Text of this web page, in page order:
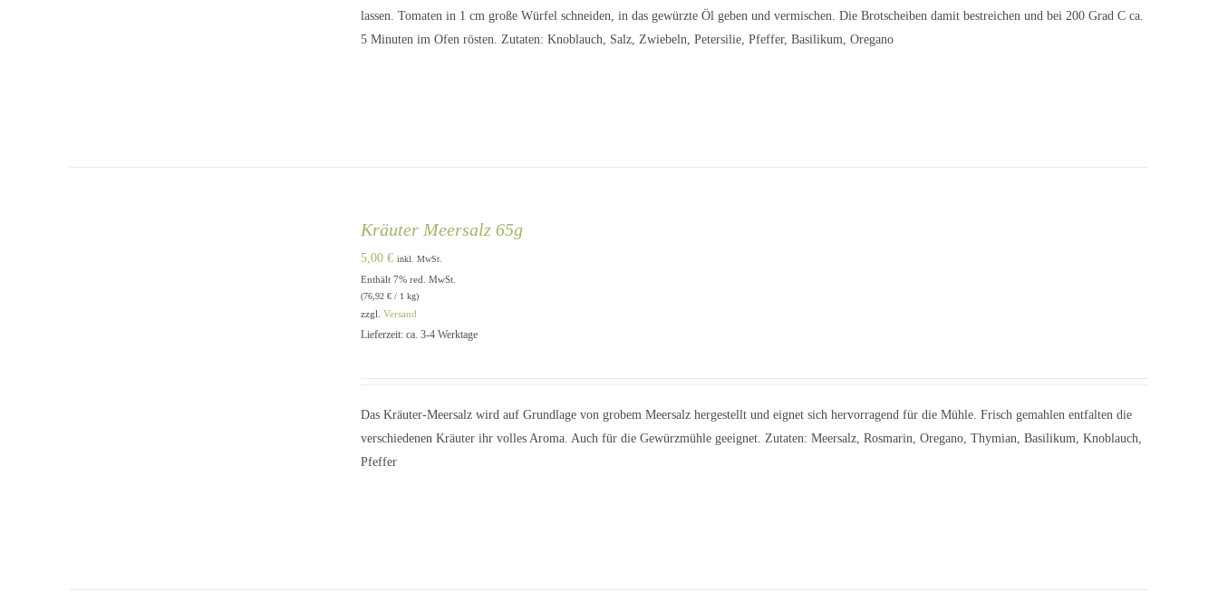
lassen. Tomaten in 1 cm große Würfel schneiden, in das gewürzte Öl geben und vermischen. Die Brotscheiben damit bestreichen und bei 200 Grad C ca.
5 Minuten im Ofen rösten. Zutaten: Knoblauch, Salz, Zwiebeln, Petersilie, Pfeffer, Basilikum, Oregano
Kräuter Meersalz 65g
5,00€ inkl. MwSt.
Enthält 7% red. MwSt.
(76,92€ / 1 kg)
zzgl.Versand
Lieferzeit: ca. 3-4 Werktage
Das Kräuter-Meersalz wird auf Grundlage von grobem Meersalz hergestellt und eignet sich hervorragend für die Mühle. Frisch gemahlen entfalten die
verschiedenen Kräuter ihr volles Aroma. Auch für die Gewürzmühle geeignet. Zutaten: Meersalz, Rosmarin, Oregano, Thymian, Basilikum, Knoblauch,
Pfeffer